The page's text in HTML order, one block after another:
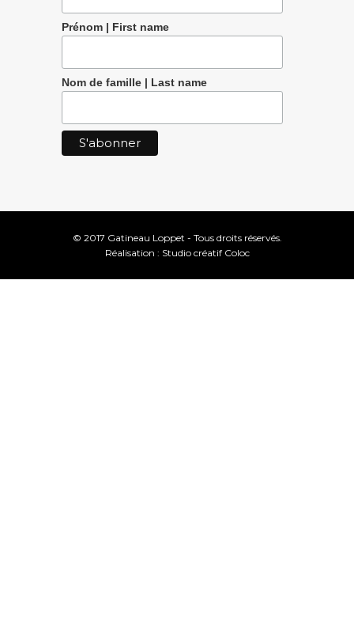
Prénom | First name
Nom de famille | Last name
© 2017 Gatineau Loppet - Tous droits réservés.
Réalisation : Studio créatif Coloc